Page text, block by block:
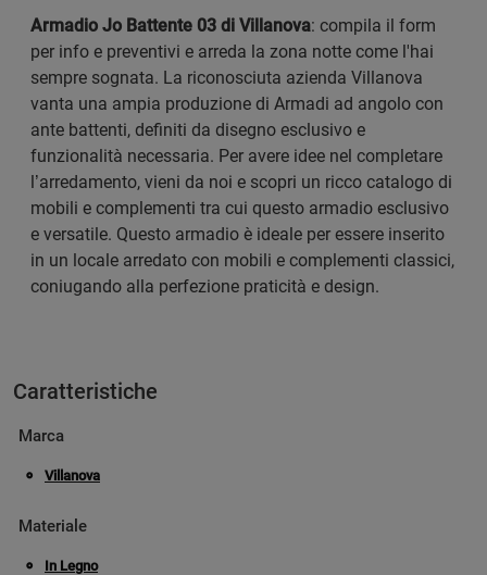
Armadio Jo Battente 03 di Villanova: compila il form
per info e preventivi e arreda la zona notte come l'hai
sempre sognata. La riconosciuta azienda Villanova
vanta una ampia produzione di Armadi ad angolo con
ante battenti, definiti da disegno esclusivo e
funzionalità necessaria. Per avere idee nel completare
l’arredamento, vieni da noi e scopri un ricco catalogo di
mobili e complementi tra cui questo armadio esclusivo
e versatile. Questo armadio è ideale per essere inserito
in un locale arredato con mobili e complementi classici,
coniugando alla perfezione praticità e design.
Caratteristiche
Marca
Villanova
Materiale
In Legno